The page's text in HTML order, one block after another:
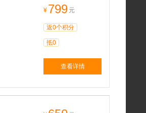
¥ 799 元
返0个积分
抵0
查看详情